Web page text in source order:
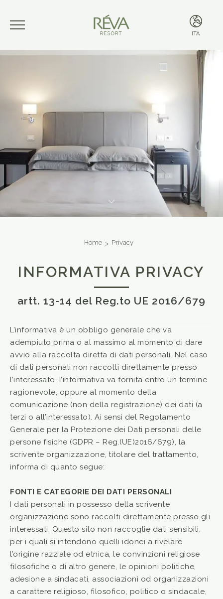
ITA
ITA
ENG
Home Privacy
INFORMATIVA PRIVACY
artt. 13-14 del Reg.to UE 2016/679
L’informativa è un obbligo generale che va
adempiuto prima o al massimo al momento di dare
avvio alla raccolta diretta di dati personali. Nel caso
di dati personali non raccolti direttamente presso
l’interessato, l’informativa va fornita entro un termine
ragionevole, oppure al momento della
comunicazione (non della registrazione) dei dati (a
terzi o all’interessato). Ai sensi del Regolamento
Generale per la Protezione dei Dati personali delle
persone fisiche (GDPR – Reg.(UE)2016/679), la
scrivente organizzazione, titolare del trattamento,
informa di quanto segue:
FONTI E CATEGORIE DEI DATI PERSONALI
I dati personali in possesso della scrivente
organizzazione sono raccolti direttamente presso gli
interessati. Questo sito non raccoglie dati sensibili,
per i quali si intendono quelli idonei a rivelare
l’origine razziale od etnica, le convinzioni religiose
filosofiche o di altro genere, le opinioni politiche,
adesione a sindacati, associazioni od organizzazioni
a carattere religioso, filosofico, politico o sindacale,